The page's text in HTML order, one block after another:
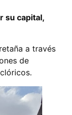
su capital,
a través
de